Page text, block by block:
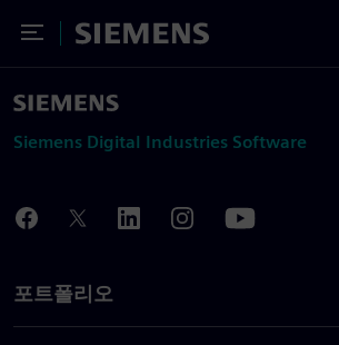
Toggle Menu
Siemens
Siemens Digital Industries Software
포트폴리오